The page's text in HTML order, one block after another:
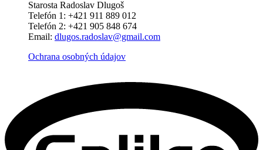
Starosta Radoslav Dlugoš
Telefón 1: +421 911 889 012
Telefón 2: +421 905 848 674
Email: dlugos.radoslav@gmail.com
Ochrana osobných údajov